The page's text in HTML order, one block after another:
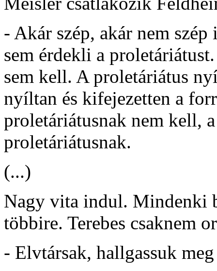
- Akár szép, akár nem
sem érdekli a
sem kell. A proletáriátus
nyíltan és kifejezetten a
proletáriátusnak nem kell,
proletáriátusnak.
(...)
Nagy vita indul. Mindenki
többire. Terebes csaknem
- Elvtársak, hallgassuk